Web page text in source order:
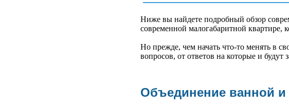
Ниже вы найдете подробный обзор
современной малогабаритной квартире,
Но прежде, чем начать что-то менять в
вопросов, от ответов на которые и будут
Объединение ванной и